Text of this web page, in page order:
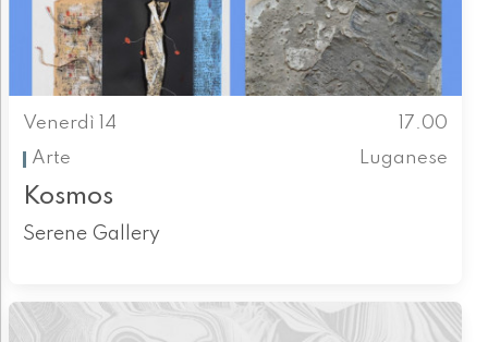
Venerdì 14
17.00
Arte
Luganese
Kosmos
Serene Gallery